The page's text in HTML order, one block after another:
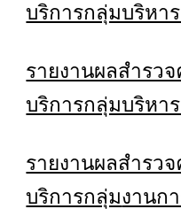
บริการกลุ่มบริหา
รายงานผลสำรว
บริการกลุ่มบริหา
รายงานผลสำรว
บริการกลุ่มงานก